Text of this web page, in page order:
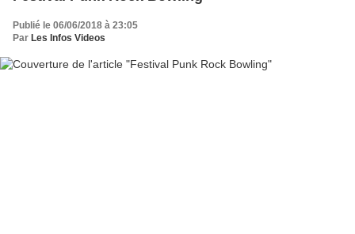
Publié le 06/06/2018 à 23:05
Par Les Infos Videos